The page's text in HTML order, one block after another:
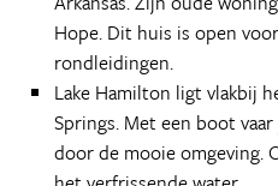
Hope. Dit huis is open
rondleidingen.
Lake Hamilton ligt vlakbij
Springs. Met een boot
door de mooie omgeving.